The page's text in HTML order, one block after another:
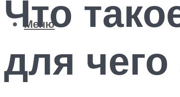
Меню
Что
для